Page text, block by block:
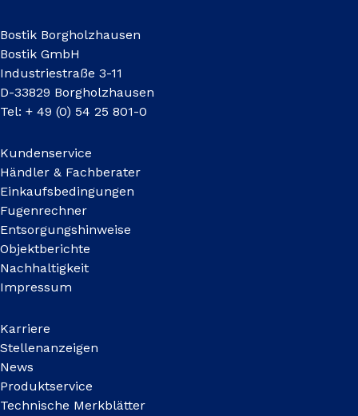
Bostik Borgholzhausen
Bostik GmbH
Industriestraße 3-11
D-33829 Borgholzhausen
Tel: + 49 (0) 54 25 801-0
Kundenservice
Händler & Fachberater
Einkaufsbedingungen
Fugenrechner
Entsorgungshinweise
Objektberichte
Nachhaltigkeit
Impressum
Karriere
Stellenanzeigen
News
Produktservice
Technische Merkblätter